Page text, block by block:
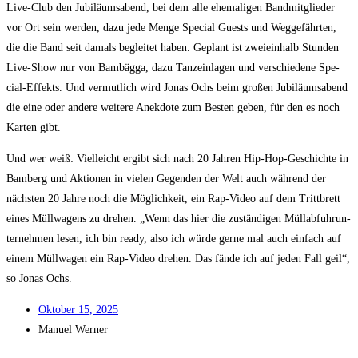
Live-Club den Jubi­lä­ums­abend, bei dem alle ehe­ma­li­gen Band­mit­glie­der
vor Ort sein wer­den, dazu jede Men­ge Spe­cial Guests und Weg­ge­fähr­ten,
die die Band seit damals beglei­tet haben. Geplant ist zwei­ein­halb Stun­den
Live-Show nur von Bam­bäg­ga, dazu Tanz­ein­la­gen und ver­schie­de­ne Spe­
cial-Effekts. Und ver­mut­lich wird Jonas Ochs beim gro­ßen Jubi­lä­ums­abend
die eine oder ande­re wei­te­re Anek­do­te zum Bes­ten geben, für den es noch
Kar­ten gibt.
Und wer weiß: Viel­leicht ergibt sich nach 20 Jah­ren Hip-Hop-Geschich­te in
Bam­berg und Aktio­nen in vie­len Gegen­den der Welt auch wäh­rend der
nächs­ten 20 Jah­re noch die Mög­lich­keit, ein Rap-Video auf dem Tritt­brett
eines Müll­wa­gens zu dre­hen. „Wenn das hier die zustän­di­gen Müll­ab­fuhr­un­
ter­neh­men lesen, ich bin rea­dy, also ich wür­de ger­ne mal auch ein­fach auf
einem Müll­wa­gen ein Rap-Video dre­hen. Das fän­de ich auf jeden Fall geil“,
so Jonas Ochs.
Okto­ber 15, 2025
Manu­el Werner